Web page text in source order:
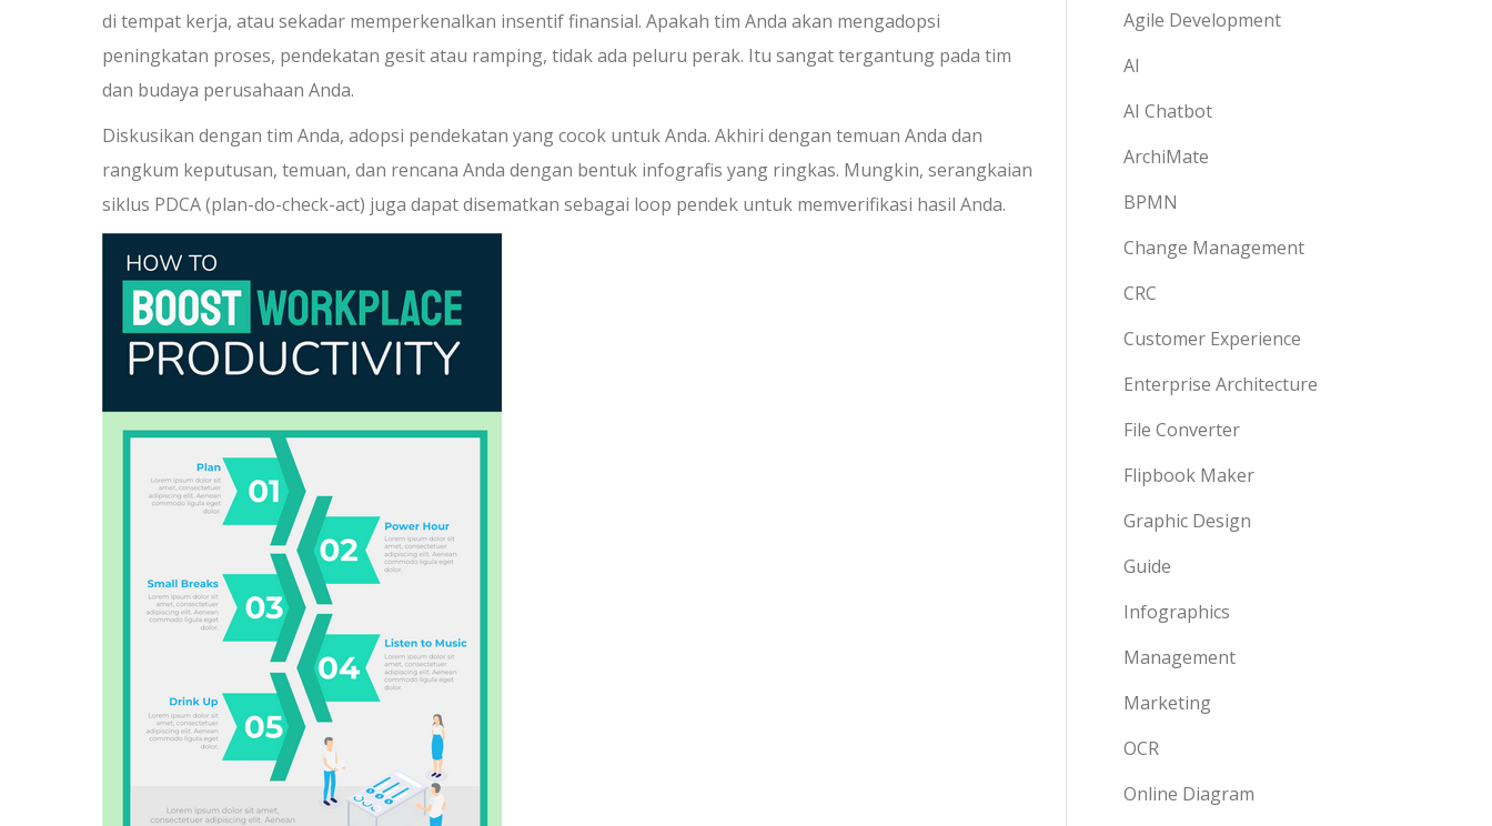
di tempat kerja, atau sekadar memperkenalkan insentif finansial. Apakah tim Anda akan mengadopsi
peningkatan proses, pendekatan gesit atau ramping, tidak ada peluru perak. Itu sangat tergantung pada tim
dan budaya perusahaan Anda.
Diskusikan dengan tim Anda, adopsi pendekatan yang cocok untuk Anda. Akhiri dengan temuan Anda dan
rangkum keputusan, temuan, dan rencana Anda dengan bentuk infografis yang ringkas. Mungkin, serangkaian
siklus PDCA (plan-do-check-act) juga dapat disematkan sebagai loop pendek untuk memverifikasi hasil Anda.
Agile Development
AI
AI Chatbot
ArchiMate
BPMN
Change Management
CRC
Customer Experience
Enterprise Architecture
File Converter
Flipbook Maker
Graphic Design
Guide
Infographics
Management
Marketing
OCR
Online Diagram